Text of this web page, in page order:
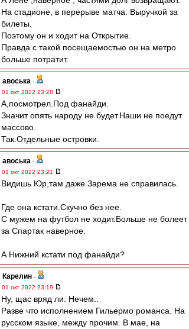
На стадионе, в перерыве матча. Выручкой за
билеты.
Поэтому он и ходит на Открытие.
Правда с такой посещаемостью он на метро
больше потратит.
авоська -
01 окт 2022 23:28
А,посмотрел.Под фанайди.
Значит опять народу не будет.Наши не поедут
массово.
Так.Отдельные островки.
авоська -
01 окт 2022 23:21
Видишь Юр,там даже Зарема не справилась.
Где она кстати.Скучно без нее.
С мужем на футбол не ходит.Больше не болеет
за Спартак наверное.
А Нижний кстати под фанайди?
Карелин -
01 окт 2022 23:19
Ну, щас вряд ли. Нечем..
Разве что исполнением Гильермо романса. На
русском языке, между прочим. В мае, на